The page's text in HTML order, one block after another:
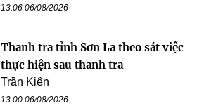
13:06 06/08/2026
Thanh tra tỉnh Sơn La theo sát việc
thực hiện sau thanh tra
Trần Kiên
13:00 06/08/2026